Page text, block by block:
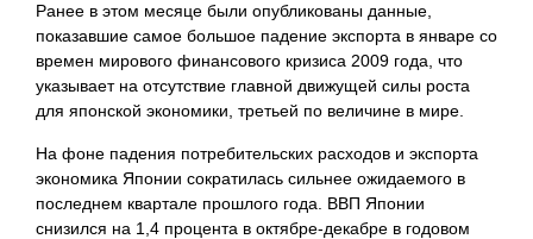
Ранее в этом месяце были опубликованы данные,
показавшие самое большое падение экспорта в январе со
времен мирового финансового кризиса 2009 года, что
указывает на отсутствие главной движущей силы роста
для японской экономики, третьей по величине в мире.
На фоне падения потребительских расходов и экспорта
экономика Японии сократилась сильнее ожидаемого в
последнем квартале прошлого года. ВВП Японии
снизился на 1,4 процента в октябре-декабре в годовом